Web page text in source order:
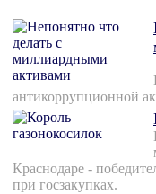
антикоррупционной
Краснодаре -
при госзакупках.